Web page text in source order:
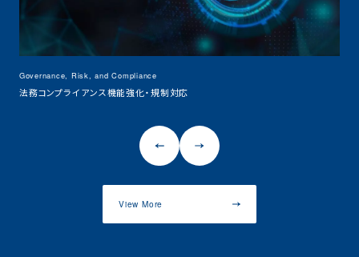
Governance, Risk, and Compliance
法務コンプライアンス機能強化・規制対応
View More